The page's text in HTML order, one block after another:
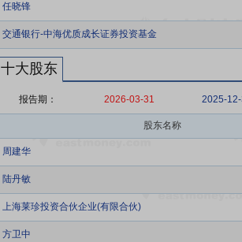
任晓锋
交通银行-中海优质成长证券投资基金
十大股东
报告期： 2026-03-31 2025-
股东名称
周建华
陆丹敏
上海莱珍投资合伙企业(有限合伙)
方卫中